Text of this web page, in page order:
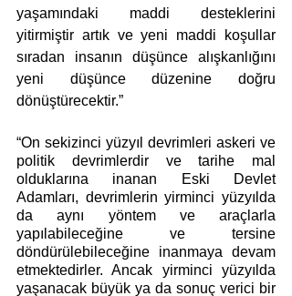
yaşamındaki maddi desteklerini
yitirmiştir artık ve yeni maddi koşullar
sıradan insanın düşünce alışkanlığını
yeni düşünce düzenine doğru
dönüştürecektir.”
“On sekizinci yüzyıl devrimleri askeri ve
politik devrimlerdir ve tarihe mal
olduklarına inanan Eski Devlet
Adamları, devrimlerin yirminci yüzyılda
da aynı yöntem ve araçlarla
yapılabileceğine ve tersine
döndürülebileceğine inanmaya devam
etmektedirler. Ancak yirminci yüzyılda
yaşanacak büyük ya da sonuç verici bir